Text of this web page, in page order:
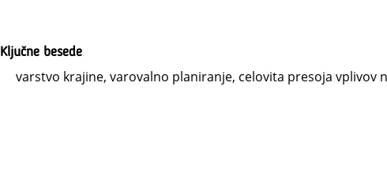
Ključne besede
varstvo krajine, varovalno planiranje, celovita presoja vplivov